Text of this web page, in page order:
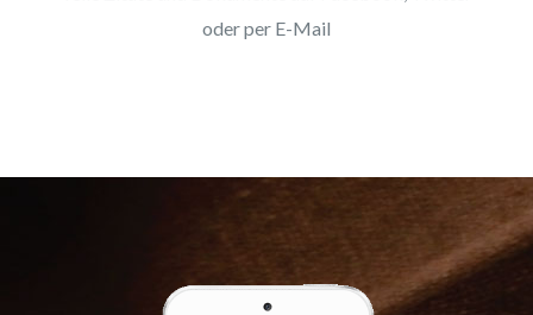
oder per E-Mail